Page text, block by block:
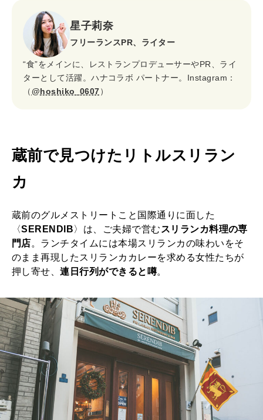
星子莉奈
フリーランスPR、ライター
“食”をメインに、レストランプロデューサーやPR、ライ
ターとして活躍。ハナコラボ パートナー。Instagram：
（@hoshiko_0607）
蔵前で見つけたリトルスリラン
カ
蔵前のグルメストリートこと国際通りに面した
〈SERENDIB〉は、ご夫婦で営む スリランカ料理の専
門店。ランチタイムには本場スリランカの味わいをそ
のまま再現したスリランカカレーを求める女性たちが
押し寄せ、連日行列ができると噂。